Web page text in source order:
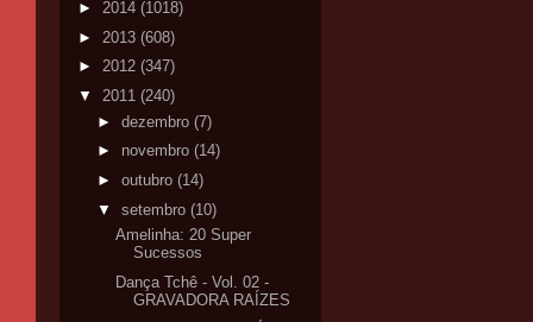
► 2014 (1018)
► 2013 (608)
► 2012 (347)
▼ 2011 (240)
► dezembro (7)
► novembro (14)
► outubro (14)
▼ setembro (10)
Amelinha: 20 Super
Sucessos
Dança Tchê - Vol. 02 -
GRAVADORA RAÍZES